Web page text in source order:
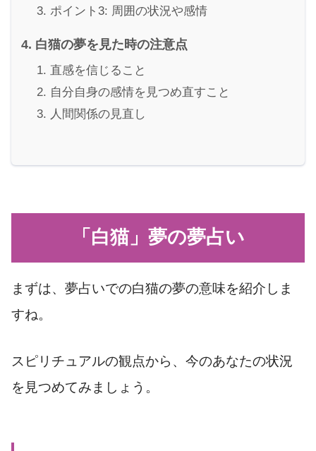
ポイント3: 周囲の状況や感情
白猫の夢を見た時の注意点
直感を信じること
自分自身の感情を見つめ直すこと
人間関係の見直し
「白猫」夢の夢占い
まずは、夢占いでの白猫の夢の意味を紹介しま
すね。
スピリチュアルの観点から、今のあなたの状況
を見つめてみましょう。